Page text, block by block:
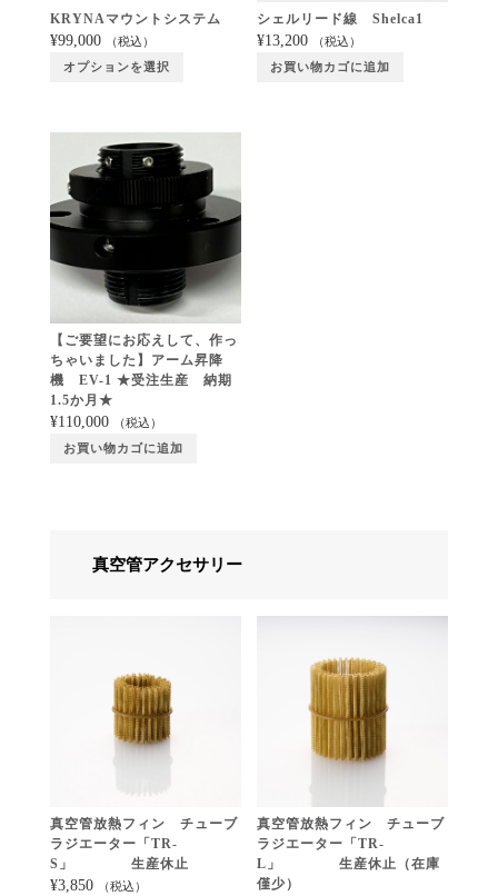
KRYNAマウントシステム
¥99,000 （税込）
オプションを選択
シェルリード線 Shelca1
¥13,200 （税込）
お買い物カゴに追加
【ご要望にお応えして、作っ
ちゃいました】アーム昇降
機 EV-1 ★受注生産 納期
1.5か月★
¥110,000 （税込）
お買い物カゴに追加
真空管アクセサリー
真空管放熱フィン チューブ
ラジエーター「TR-
S」 生産休止
¥3,850 （税込）
真空管放熱フィン チューブ
ラジエーター「TR-
L」 生産休止（在庫
僅少）